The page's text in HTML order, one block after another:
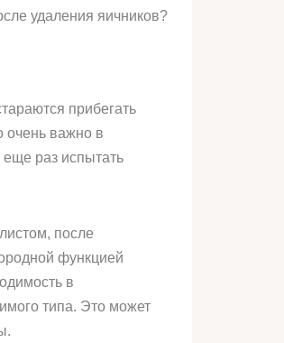
удаления яичников?
прибегать
очень важно в
раз испытать
после
функцией
в
типа. Это может